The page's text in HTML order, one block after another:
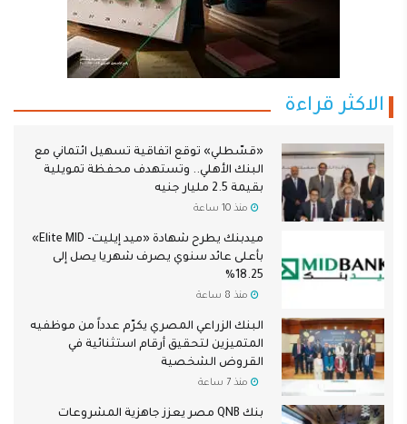
الاكثر قراءة
«قسّطلي» توقع اتفاقية تسهيل ائتماني مع
البنك الأهلي.. وتستهدف محفظة تمويلية
بقيمة 2.5 مليار جنيه
منذ 10 ساعة
ميدبنك يطرح شهادة «ميد إيليت- Elite MID»
بأعلى عائد سنوي يصرف شهريا يصل إلى
18.25%
منذ 8 ساعة
البنك الزراعي المصري يكرّم عدداً من موظفيه
المتميزين لتحقيق أرقام استثنائية في
القروض الشخصية
منذ 7 ساعة
بنك QNB مصر يعزز جاهزية المشروعات